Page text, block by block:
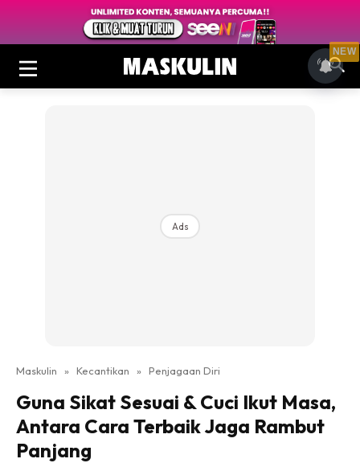
Ads
Maskulin » Kecantikan » Penjagaan Diri
Guna Sikat Sesuai & Cuci Ikut Masa,
Antara Cara Terbaik Jaga Rambut
Panjang
NEW